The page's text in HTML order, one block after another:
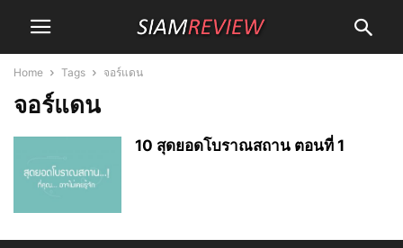
Home Tags จอร์แดน
จอร์แดน
10 สุดยอดโบราณสถาน ตอนที่ 1